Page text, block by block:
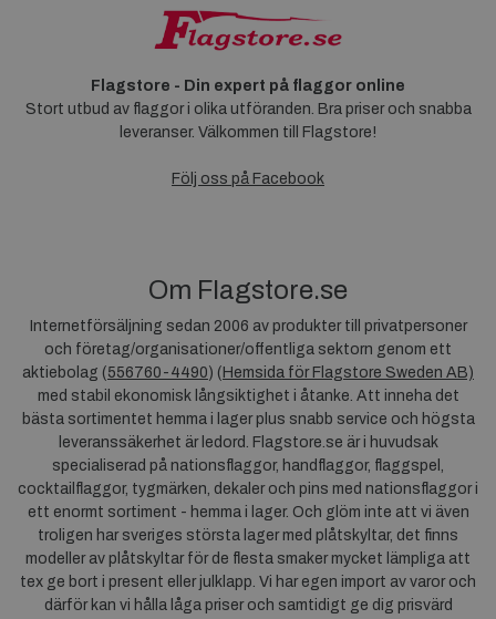
Flagstore - Din expert på flaggor online
Stort utbud av flaggor i olika utföranden. Bra priser och snabba
leveranser. Välkommen till Flagstore!
Följ oss på Facebook
Om Flagstore.se
Internetförsäljning sedan 2006 av produkter till privatpersoner
och företag/organisationer/offentliga sektorn genom ett
aktiebolag (556760-4490) ( Hemsida för Flagstore Sweden AB)
med stabil ekonomisk långsiktighet i åtanke. Att inneha det
bästa sortimentet hemma i lager plus snabb service och högsta
leveranssäkerhet är ledord. Flagstore.se är i huvudsak
specialiserad på nationsflaggor, handflaggor, flaggspel,
cocktailflaggor, tygmärken, dekaler och pins med nationsflaggor i
ett enormt sortiment - hemma i lager. Och glöm inte att vi även
troligen har sveriges största lager med plåtskyltar, det finns
modeller av plåtskyltar för de flesta smaker mycket lämpliga att
tex ge bort i present eller julklapp. Vi har egen import av varor och
därför kan vi hålla låga priser och samtidigt ge dig prisvärd